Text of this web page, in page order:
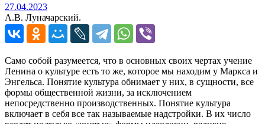
27.04.202327.04.2023
А.В. Луначарский.
Само собой разумеется, что в основных своих чертах учение
Ленина о культуре есть то же, которое мы находим у Маркса и
Энгельса. Понятие культура обнимает у них, в сущности, все
формы общественной жизни, за исключением
непосредственно производственных. Понятие культура
включает в себя все так называемые надстройки. В их число